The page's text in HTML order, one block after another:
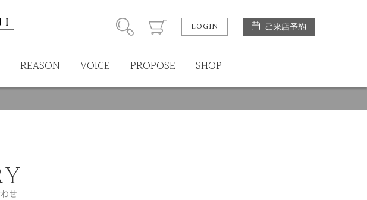
LOGIN ご来店予約
REASON VOICE PROPOSE SHOP
せ